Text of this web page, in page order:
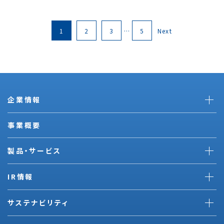
1 2 3 … 5 Next
企業情報
事業概要
製品・サービス
IR情報
サステナビリティ